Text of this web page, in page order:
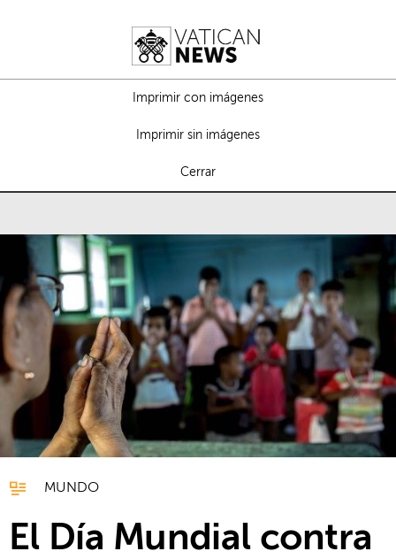
Imprimir con imágenes
Imprimir sin imágenes
Cerrar
MUNDO
El Día Mundial contra